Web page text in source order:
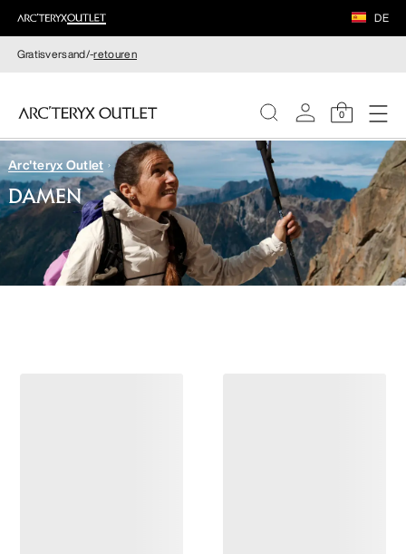
DE
Gratisversand/-retouren
0
DAMEN
HERREN
Arc'teryx Outlet
DAMEN